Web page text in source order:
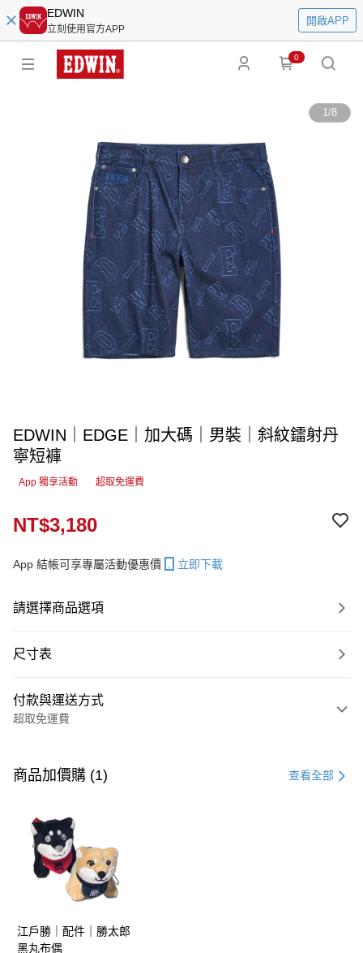
EDWIN
立刻使用官方APP
開啟APP
0
1/8
EDWIN｜EDGE｜加大碼｜男裝｜斜紋鐳射丹
寧短褲
App 獨享活動 超取免運費
NT$3,180
App 結帳可享專屬活動優惠價 立即下載
請選擇商品選項
尺寸表
付款與運送方式
超取免運費
信用卡一次付款
LINE Pay
AFTEE先享後付
【關於「AFTEE先享後付」】
便利好安心！
１．簡單：不需註冊會員、不需綁卡、不需儲值。
商品加價購 (1) 查看全部
江戶勝｜配件｜勝太郎
黑丸布偶